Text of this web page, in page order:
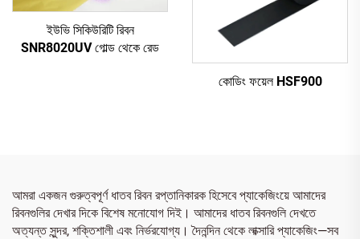
ইউভি সিকিউরিটি রিবন
SNR8020UV গোল্ড থেকে রেড
কোডিং ফয়েল HSF900
আমরা একজন গুরুত্বপূর্ণ ধাতব রিবন রপ্তানিকারক হিসেবে প্যাকেজিংয়ে আমাদের
রিবনগুলির দেখার দিকে বিশেষ মনোযোগ দিই। আমাদের ধাতব রিবনগুলি দেখতে
অত্যন্ত সুন্দর, শক্তিশালী এবং নির্ভরযোগ্য। দৈনন্দিন থেকে লাক্সারি প্যাকেজিং—সব